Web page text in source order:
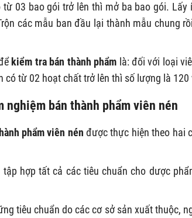
từ 03 bao gói trở lên thì mở ba bao gói.
các mẫu ban đầu lại thành mẫu chung
kiểm tra bán thành phẩm là: đối với loại
có từ 02 hoạt chất trở lên thì số lượng là 120
nghiệm bán thành phẩm viên nén
phẩm viên nén được thực hiện theo hai
hợp tất cả các tiêu chuẩn cho dược
tiêu chuẩn do các cơ sở sản xuất thuộc,